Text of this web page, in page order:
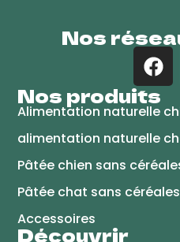
Nos
Nos produits
Alimentation naturelle
alimentation naturelle
Pâtée chien sans
Pâtée chat sans céréales
Accessoires
Découvrir